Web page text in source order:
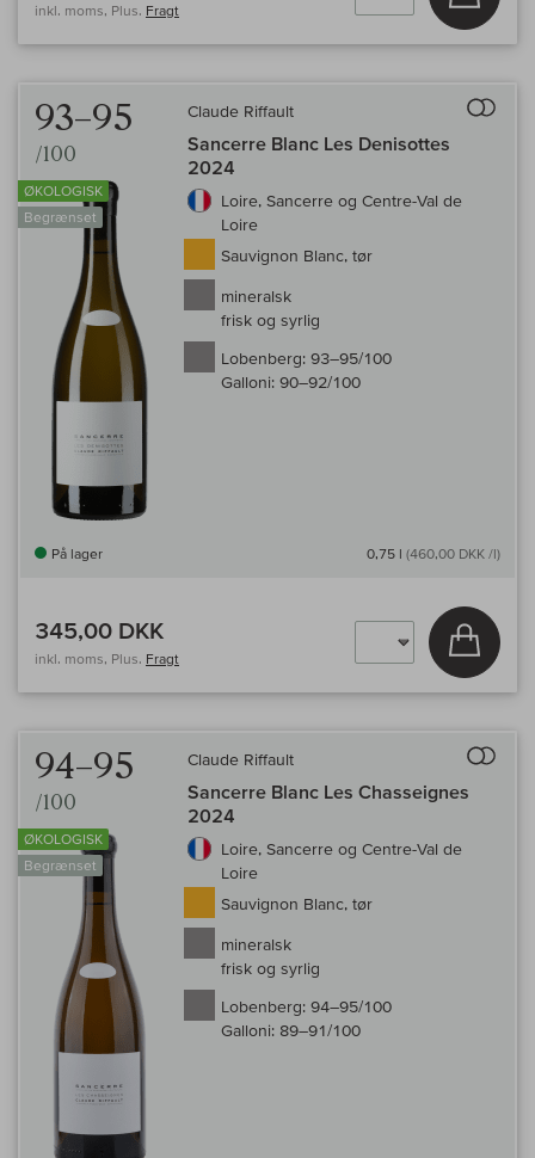
inkl. moms, Plus. Fragt
93–95
/100
ØKOLOGISK
Begrænset
Claude Riffault
Sancerre Blanc Les Denisottes
2024
Loire, Sancerre og Centre-Val de
Loire
Sauvignon Blanc, tør
mineralsk
frisk og syrlig
Lobenberg: 93–95/100
Galloni: 90–92/100
På lager 0,75 l (460,00 DKK /l)
345,00 DKK
inkl. moms, Plus. Fragt
Læg i
94–95
/100
ØKOLOGISK
Begrænset
Claude Riffault
Sancerre Blanc Les Chasseignes
2024
Loire, Sancerre og Centre-Val de
Loire
Sauvignon Blanc, tør
mineralsk
frisk og syrlig
Lobenberg: 94–95/100
Galloni: 89–91/100